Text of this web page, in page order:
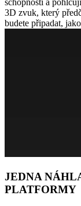
3D zvuk, který
budete připadat,
JEDNA
PLATFORMY